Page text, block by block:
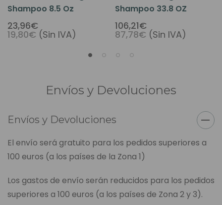
Shampoo 8.5 Oz
23,96€
19,80€ (Sin IVA)
Shampoo 33.8 OZ
106,21€
87,78€ (Sin IVA)
Envíos y Devoluciones
Envíos y Devoluciones
El envío será gratuito para los pedidos superiores a
100 euros (a los países de la Zona 1)
Los gastos de envío serán reducidos para los pedidos
superiores a 100 euros (a los países de Zona 2 y 3).